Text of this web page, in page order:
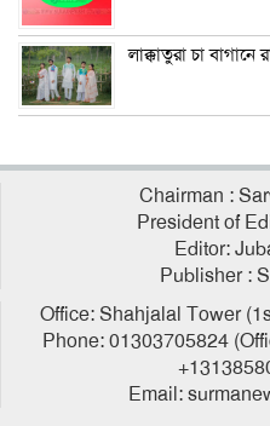
লাক্কাতুরা চা
Chairman :
President of
Editor:
Publisher :
Office: Shahjalal Tower
Phone: 01303705824
Email: